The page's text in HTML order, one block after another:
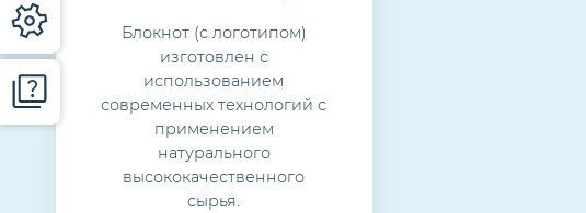
Блокнот (с логотипом)
изготовлен с
использованием
современных технологий с
применением
натурального
высококачественного
сырья.